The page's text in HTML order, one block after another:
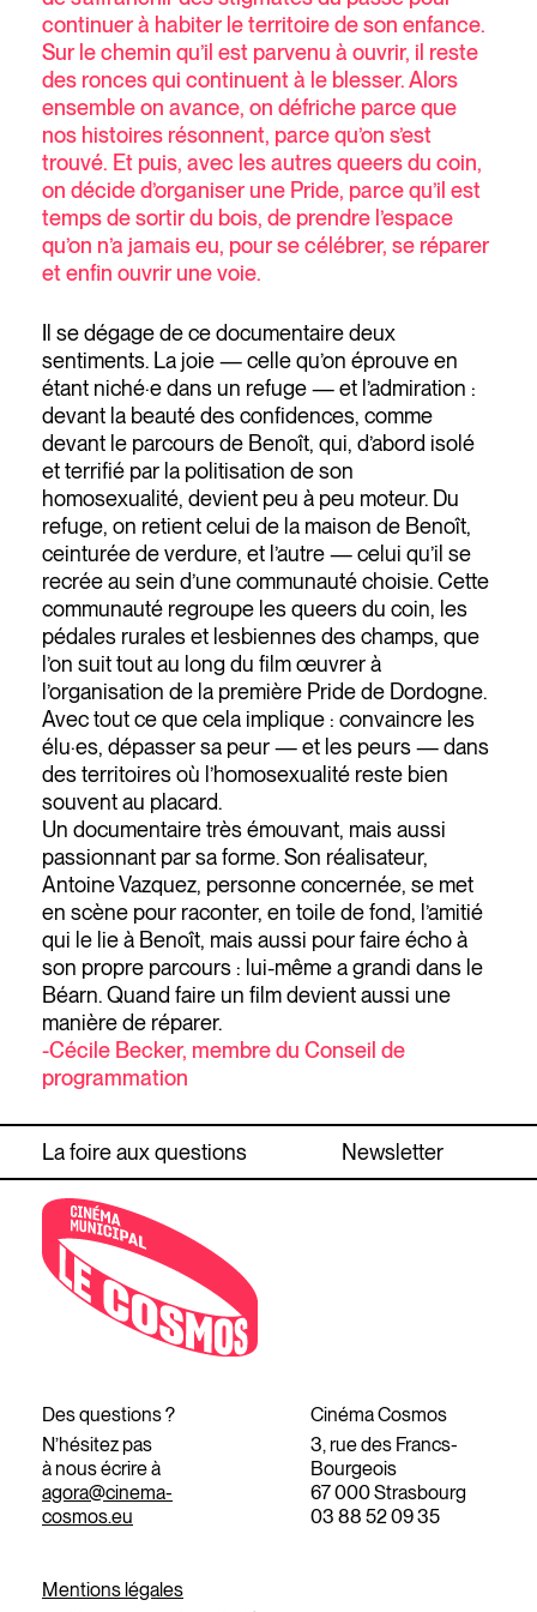
continuer à habiter le territoire de son enfance.
Sur le chemin qu’il est parvenu à ouvrir, il reste
des ronces qui continuent à le blesser. Alors
ensemble on avance, on défriche parce que
nos histoires résonnent, parce qu’on s’est
trouvé. Et puis, avec les autres queers du coin,
on décide d’organiser une Pride, parce qu’il est
temps de sortir du bois, de prendre l’espace
qu’on n’a jamais eu, pour se célébrer, se réparer
et enfin ouvrir une voie.
Il se dégage de ce documentaire deux
sentiments. La joie — celle qu’on éprouve en
étant niché·e dans un refuge — et l’admiration :
devant la beauté des confidences, comme
devant le parcours de Benoît, qui, d’abord isolé
et terrifié par la politisation de son
homosexualité, devient peu à peu moteur. Du
refuge, on retient celui de la maison de Benoît,
ceinturée de verdure, et l’autre — celui qu’il se
recrée au sein d’une communauté choisie. Cette
communauté regroupe les queers du coin, les
pédales rurales et lesbiennes des champs, que
l’on suit tout au long du film œuvrer à
l’organisation de la première Pride de Dordogne.
Avec tout ce que cela implique : convaincre les
élu·es, dépasser sa peur — et les peurs — dans
des territoires où l’homosexualité reste bien
souvent au placard.
Un documentaire très émouvant, mais aussi
passionnant par sa forme. Son réalisateur,
Antoine Vazquez, personne concernée, se met
en scène pour raconter, en toile de fond, l’amitié
qui le lie à Benoît, mais aussi pour faire écho à
son propre parcours : lui-même a grandi dans le
Béarn. Quand faire un film devient aussi une
manière de réparer.
-Cécile Becker, membre du Conseil de
programmation
La foire aux questions Newsletter
Des questions ?
N’hésitez pas
à nous écrire à
agora@cinema-
cosmos.eu
Cinéma Cosmos
3, rue des Francs-
Bourgeois
67 000 Strasbourg
03 88 52 09 35
Mentions légales